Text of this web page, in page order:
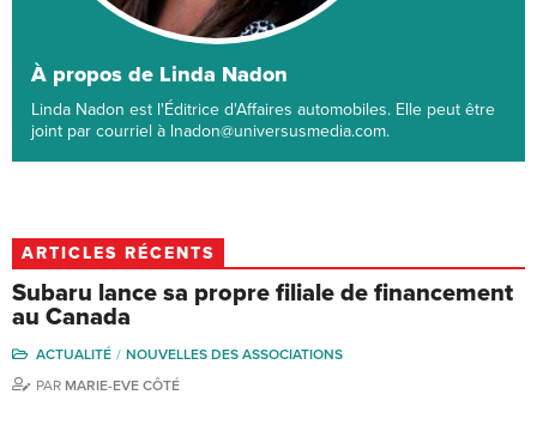
À propos de Linda Nadon
Linda Nadon est l'Éditrice d'Affaires automobiles. Elle peut être
joint par courriel à lnadon@universusmedia.com.
ARTICLES RÉCENTS
Subaru lance sa propre filiale de financement
au Canada
ACTUALITÉ
NOUVELLES DES ASSOCIATIONS
PAR MARIE-EVE CÔTÉ